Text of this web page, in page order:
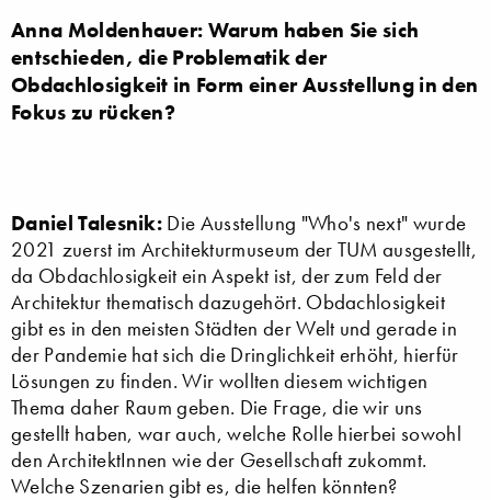
Anna Moldenhauer: Warum haben Sie sich
entschieden, die Problematik der
Obdachlosigkeit in Form einer Ausstellung in den
Fokus zu rücken?
Daniel Talesnik: Die Ausstellung "Who's next" wurde
2021 zuerst im Architekturmuseum der TUM ausgestellt,
da Obdachlosigkeit ein Aspekt ist, der zum Feld der
Architektur thematisch dazugehört. Obdachlosigkeit
gibt es in den meisten Städten der Welt und gerade in
der Pandemie hat sich die Dringlichkeit erhöht, hierfür
Lösungen zu finden. Wir wollten diesem wichtigen
Thema daher Raum geben. Die Frage, die wir uns
gestellt haben, war auch, welche Rolle hierbei sowohl
den ArchitektInnen wie der Gesellschaft zukommt.
Welche Szenarien gibt es, die helfen könnten?